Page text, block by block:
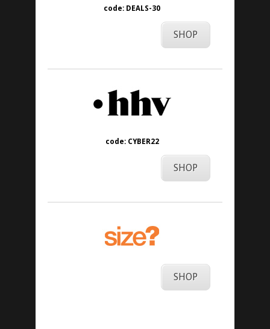
code: DEALS-30
SHOP
code: CYBER22
SHOP
SHOP